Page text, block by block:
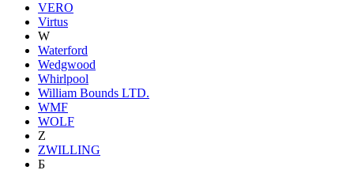
VERO
Virtus
W
Waterford
Wedgwood
Whirlpool
William Bounds LTD.
WMF
WOLF
Z
ZWILLING
Б